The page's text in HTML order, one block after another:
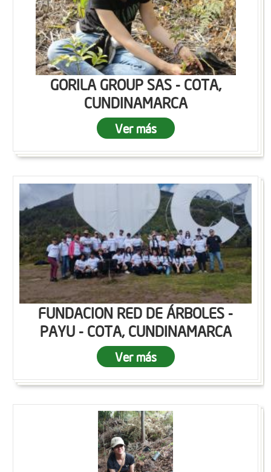
GORILA GROUP SAS - COTA,
CUNDINAMARCA
Ver más
FUNDACION RED DE ÁRBOLES -
PAYU - COTA, CUNDINAMARCA
Ver más